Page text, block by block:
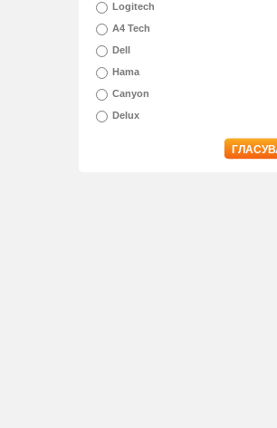
Logitech
A4 Tech
Dell
Hama
Canyon
Delux